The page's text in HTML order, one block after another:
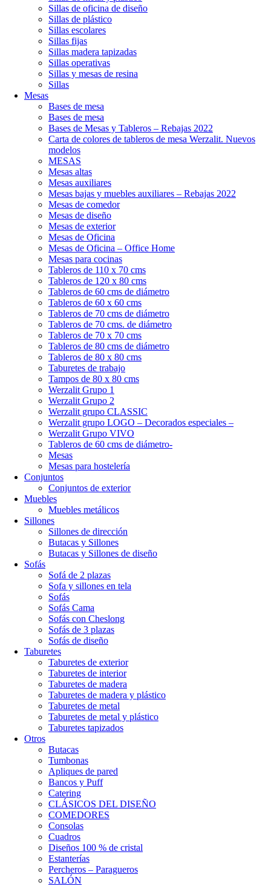
Sillas de oficina de diseño
Sillas de plástico
Sillas escolares
Sillas fijas
Sillas madera tapizadas
Sillas operativas
Sillas y mesas de resina
Sillas
Mesas
Bases de mesa
Bases de mesa
Bases de Mesas y Tableros – Rebajas 2022
Carta de colores de tableros de mesa Werzalit. Nuevos
modelos
MESAS
Mesas altas
Mesas auxiliares
Mesas bajas y muebles auxiliares – Rebajas 2022
Mesas de comedor
Mesas de diseño
Mesas de exterior
Mesas de Oficina
Mesas de Oficina – Office Home
Mesas para cocinas
Tableros de 110 x 70 cms
Tableros de 120 x 80 cms
Tableros de 60 cms de diámetro
Tableros de 60 x 60 cms
Tableros de 70 cms de diámetro
Tableros de 70 cms. de diámetro
Tableros de 70 x 70 cms
Tableros de 80 cms de diámetro
Tableros de 80 x 80 cms
Taburetes de trabajo
Tampos de 80 x 80 cms
Werzalit Grupo 1
Werzalit Grupo 2
Werzalit grupo CLASSIC
Werzalit grupo LOGO – Decorados especiales –
Werzalit Grupo VIVO
Tableros de 60 cms de diámetro-
Mesas
Mesas para hostelería
Conjuntos
Conjuntos de exterior
Muebles
Muebles metálicos
Sillones
Sillones de dirección
Butacas y Sillones
Butacas y Sillones de diseño
Sofás
Sofá de 2 plazas
Sofa y sillones en tela
Sofás
Sofás Cama
Sofás con Cheslong
Sofás de 3 plazas
Sofás de diseño
Taburetes
Taburetes de exterior
Taburetes de interior
Taburetes de madera
Taburetes de madera y plástico
Taburetes de metal
Taburetes de metal y plástico
Taburetes tapizados
Otros
Butacas
Tumbonas
Apliques de pared
Bancos y Puff
Catering
CLÁSICOS DEL DISEÑO
COMEDORES
Consolas
Cuadros
Diseños 100 % de cristal
Estanterías
Percheros – Paragueros
SALÓN